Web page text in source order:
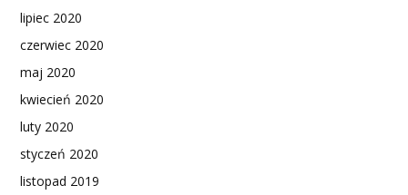
lipiec 2020
czerwiec 2020
maj 2020
kwiecień 2020
luty 2020
styczeń 2020
listopad 2019